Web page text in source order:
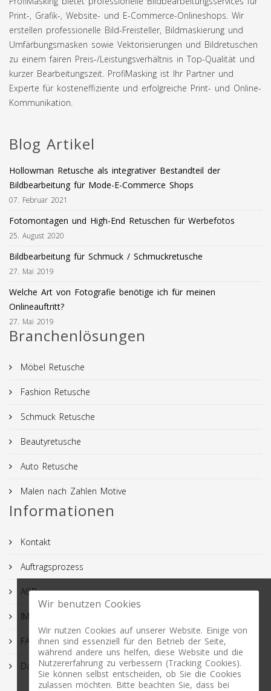
Print-, Grafik-, Website- und E-Commerce-Onlineshops. Wir
erstellen professionelle Bild-Freisteller, Bildmaskierung und
Umfärbungsmasken sowie Vektorisierungen und Bildretuschen
zu einem fairen Preis-/Leistungsverhältnis in Top-Qualität und
kurzer Bearbeitungszeit. ProfiMasking ist Ihr Partner und
Experte für kosteneffiziente und erfolgreiche Print- und Online-
Kommunikation.
Blog Artikel
Hollowman Retusche als integrativer Bestandteil der
Bildbearbeitung für Mode-E-Commerce Shops
07. Februar 2021
Fotomontagen und High-End Retuschen für Werbefotos
25. August 2020
Bildbearbeitung für Schmuck / Schmuckretusche
27. Mai 2019
Welche Art von Fotografie benötige ich für meinen
Onlineauftritt?
27. Mai 2019
Branchenlösungen
Möbel Retusche
Fashion Retusche
Schmuck Retusche
Beautyretusche
Auto Retusche
Malen nach Zahlen Motive
Informationen
Kontakt
Auftragsprozess
AGB
IMPRESSUM
FAQ
Datenschutz
Wir benutzen Cookies
Wir nutzen Cookies auf unserer Website. Einige von
ihnen sind essenziell für den Betrieb der Seite,
während andere uns helfen, diese Website und die
Nutzererfahrung zu verbessern (Tracking Cookies).
Sie können selbst entscheiden, ob Sie die Cookies
zulassen möchten. Bitte beachten Sie, dass bei